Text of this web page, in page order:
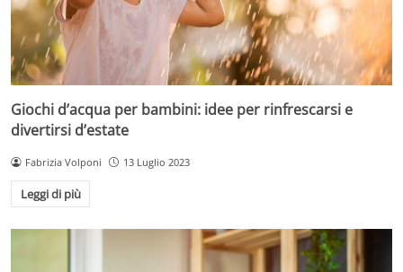
Giochi d’acqua per bambini: idee per rinfrescarsi e
divertirsi d’estate
Fabrizia Volponi 13 Luglio 2023
Leggi di più